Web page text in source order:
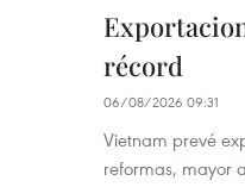
récord
06/08/2026 09:31
Vietnam prevé
reformas, mayor